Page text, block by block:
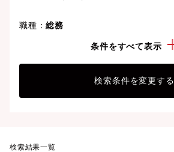
職種：総務
条件をすべて表示
検索条件を変更する
検索結果一覧